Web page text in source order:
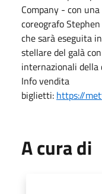
Company - con
coreografo
che sarà eseguita
stellare del galà
internazionali della
Info vendita
biglietti: https://
A cura di